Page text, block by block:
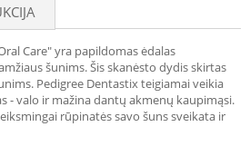
Care" yra papildomas ėdalas
šunims. Šis skanėsto dydis skirtas
Pedigree Dentastix teigiamai veikia
- valo ir mažina dantų akmenų kaupimąsi.
rūpinatės savo šuns sveikata ir